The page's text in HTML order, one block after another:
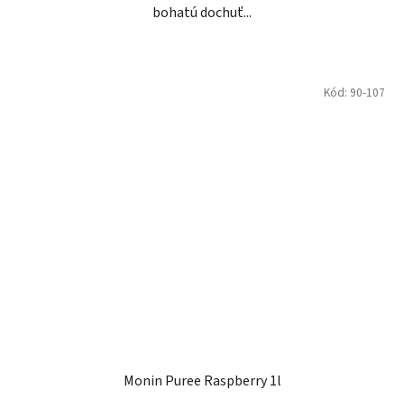
bohatú dochuť...
Monin Puree Raspberry 1l
Kód: 90-107